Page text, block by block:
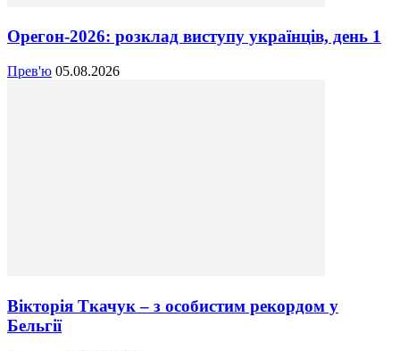
Орегон-2026: розклад виступу українців, день 1
Прев'ю 05.08.2026
Вікторія Ткачук – з особистим рекордом у
Бельгії